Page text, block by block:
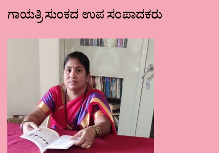
ಗಾಯತ್ರಿ ಸುಂಕದ ಉಪ ಸಂಪಾದಕರು